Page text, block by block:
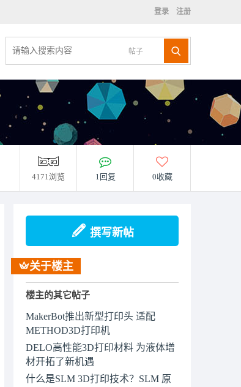
登录 注册
帖子
4171浏览 1回复 0收藏
撰写新帖
关于楼主
楼主的其它帖子
MakerBot推出新型打印头 适配
METHOD3D打印机
DELO高性能3D打印材料 为液体增
材开拓了新机遇
什么是SLM 3D打印技术？SLM 原